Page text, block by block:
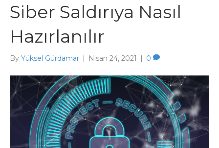
Siber Saldırıya Nasıl
Hazırlanılır
By Yüksel Gürdamar Nisan 24, 2021 0